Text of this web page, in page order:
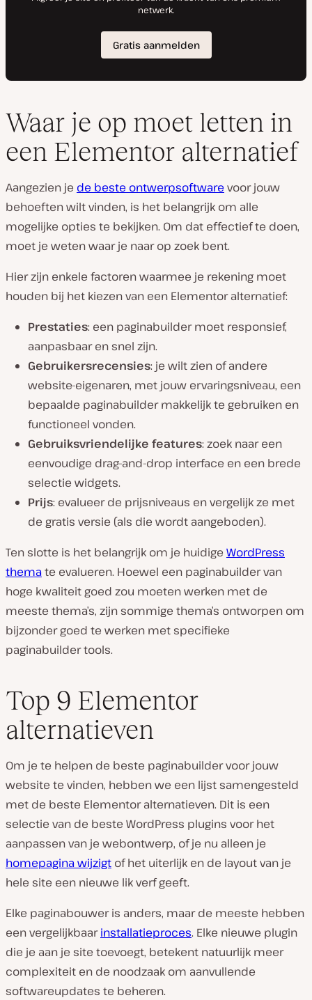
Waar je op moet letten in
een Elementor alternatief
Aangezien je de beste ontwerpsoftware voor jouw
behoeften wilt vinden, is het belangrijk om alle
mogelijke opties te bekijken. Om dat effectief te doen,
moet je weten waar je naar op zoek bent.
Hier zijn enkele factoren waarmee je rekening moet
houden bij het kiezen van een Elementor alternatief:
Prestaties: een paginabuilder moet responsief,
aanpasbaar en snel zijn.
Gebruikersrecensies: je wilt zien of andere
website-eigenaren, met jouw ervaringsniveau, een
bepaalde paginabuilder makkelijk te gebruiken en
functioneel vonden.
Gebruiksvriendelijke features: zoek naar een
eenvoudige drag-and-drop interface en een brede
selectie widgets.
Prijs: evalueer de prijsniveaus en vergelijk ze met
de gratis versie (als die wordt aangeboden).
Ten slotte is het belangrijk om je huidige WordPress
themate evalueren. Hoewel een paginabuilder van
hoge kwaliteit goed zou moeten werken met de
meeste thema’s, zijn sommige thema’s ontworpen om
bijzonder goed te werken met specifieke
paginabuilder tools.
Top 9 Elementor
alternatieven
Om je te helpen de beste paginabuilder voor jouw
website te vinden, hebben we een lijst samengesteld
met de beste Elementor alternatieven. Dit is een
selectie van de beste WordPress plugins voor het
aanpassen van je webontwerp, of je nu alleen je
homepagina wijzigt of het uiterlijk en de layout van je
hele site een nieuwe lik verf geeft.
Elke paginabouwer is anders, maar de meeste hebben
een vergelijkbaarinstallatieproces. Elke nieuwe plugin
die je aan je site toevoegt, betekent natuurlijk meer
complexiteit en de noodzaak om aanvullende
softwareupdates te beheren.